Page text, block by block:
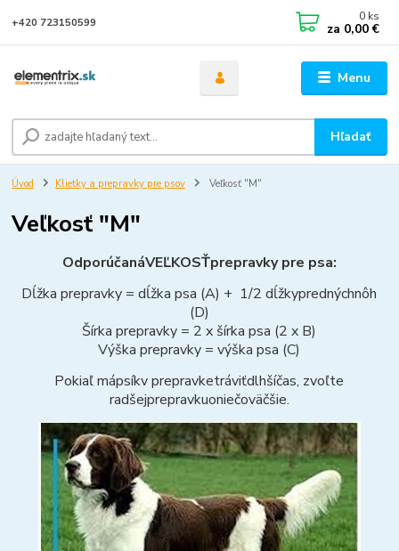
Menu
Hľadať
+420 723150599 0 ks
za 0,00 €
Úvod Klietky a prepravky pre psov Veľkosť "M"
Veľkosť "M"
OdporúčanáVEĽKOSŤprepravkypre psa:
Dĺžka prepravky =dĺžka psa (A) + 1/2dĺžkyprednýchnôh
(D)
Šírka prepravky = 2 x šírka psa (2 x B)
Výška prepravky = výška psa (C)
Pokiaľ mápsíkv prepravketráviťdlhšíčas, zvoľte
radšejprepravkuoniečoväčšie.